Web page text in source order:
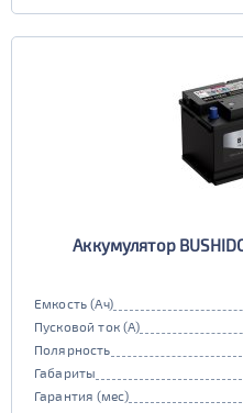
Аккумулятор
Емкость (Ач)
Пусковой ток (А)
Полярность
Габариты
Гарантия (мес)